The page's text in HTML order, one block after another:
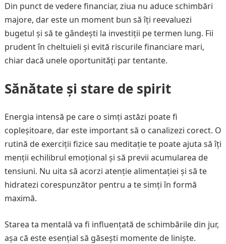
Din punct de vedere financiar, ziua nu aduce schimbări
majore, dar este un moment bun să îți reevaluezi
bugetul și să te gândești la investiții pe termen lung. Fii
prudent în cheltuieli și evită riscurile financiare mari,
chiar dacă unele oportunități par tentante.
Sănătate și stare de spirit
Energia intensă pe care o simți astăzi poate fi
copleșitoare, dar este important să o canalizezi corect. O
rutină de exerciții fizice sau meditație te poate ajuta să îți
menții echilibrul emoțional și să previi acumularea de
tensiuni. Nu uita să acorzi atenție alimentației și să te
hidratezi corespunzător pentru a te simți în formă
maximă.
Starea ta mentală va fi influențată de schimbările din jur,
așa că este esențial să găsești momente de liniște.